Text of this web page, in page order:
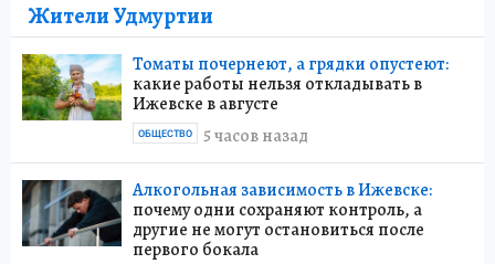
Жители Удмуртии
Томаты почернеют, а грядки опустеют:
какие работы нельзя откладывать в
Ижевске в августе
5 часов назад
ОБЩЕСТВО
Алкогольная зависимость в Ижевске:
почему одни сохраняют контроль, а
другие не могут остановиться после
первого бокала